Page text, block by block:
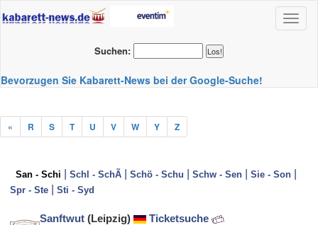
Suchen:
Bevorzugen Sie Kabarett-News bei der Google-Suche!
« R S T U V W Y Z
San - Schi | Schl - SchÃ | Schö - Schu | Schw - Sen | Sie - Son |
Spr - Ste | Sti - Syd
Sanftwut (Leipzig) Ticketsuche